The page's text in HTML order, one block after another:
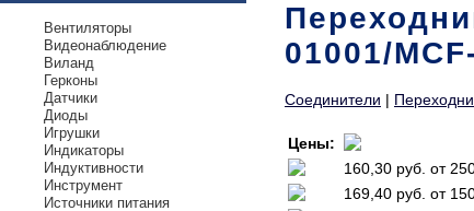
Вентиляторы
Видеонаблюдение
Виланд
Герконы
Датчики
Диоды
Игрушки
Индикаторы
Индуктивности
Инструмент
Источники питания
01001/
Соединители |
Цены:
160,30 руб. от
169,40 руб. от